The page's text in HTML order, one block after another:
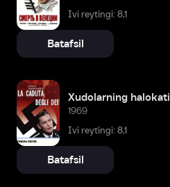
Ivi reytingi: 8,1
Batafsil
Xudolarning halokati
1969
Ivi reytingi: 8,1
Batafsil